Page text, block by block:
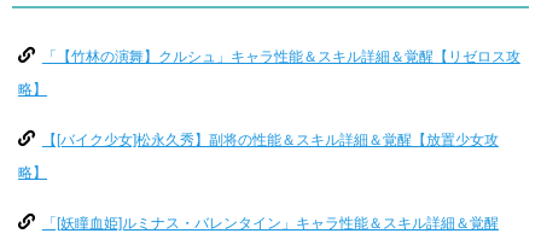
「【竹林の演舞】クルシュ」キャラ性能＆スキル詳細＆覚醒【リゼロス攻
略】
【[バイク少女]松永久秀】副将の性能＆スキル詳細＆覚醒【放置少女攻
略】
「[妖瞳血姫]ルミナス・バレンタイン」キャラ性能＆スキル詳細＆覚醒